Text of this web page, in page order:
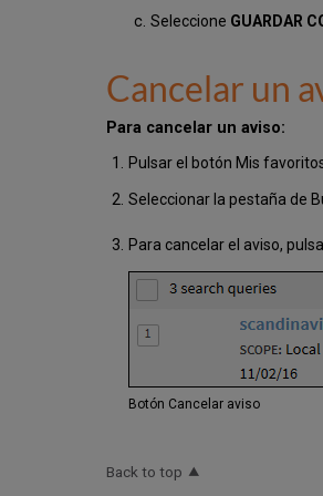
Seleccione GUARDAR
Cancelar un
Para cancelar un aviso:
Pulsar el botón Mis
Seleccionar la pestaña de
Para cancelar el aviso,
Botón Cancelar aviso
Back to top